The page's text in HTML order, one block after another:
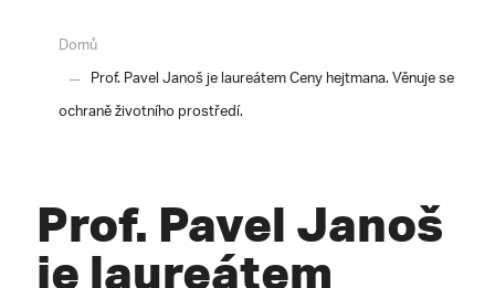
Domů
Prof. Pavel Janoš je laureátem Ceny hejtmana. Věnuje se
ochraně životního prostředí.
Prof. Pavel Janoš
je laureátem